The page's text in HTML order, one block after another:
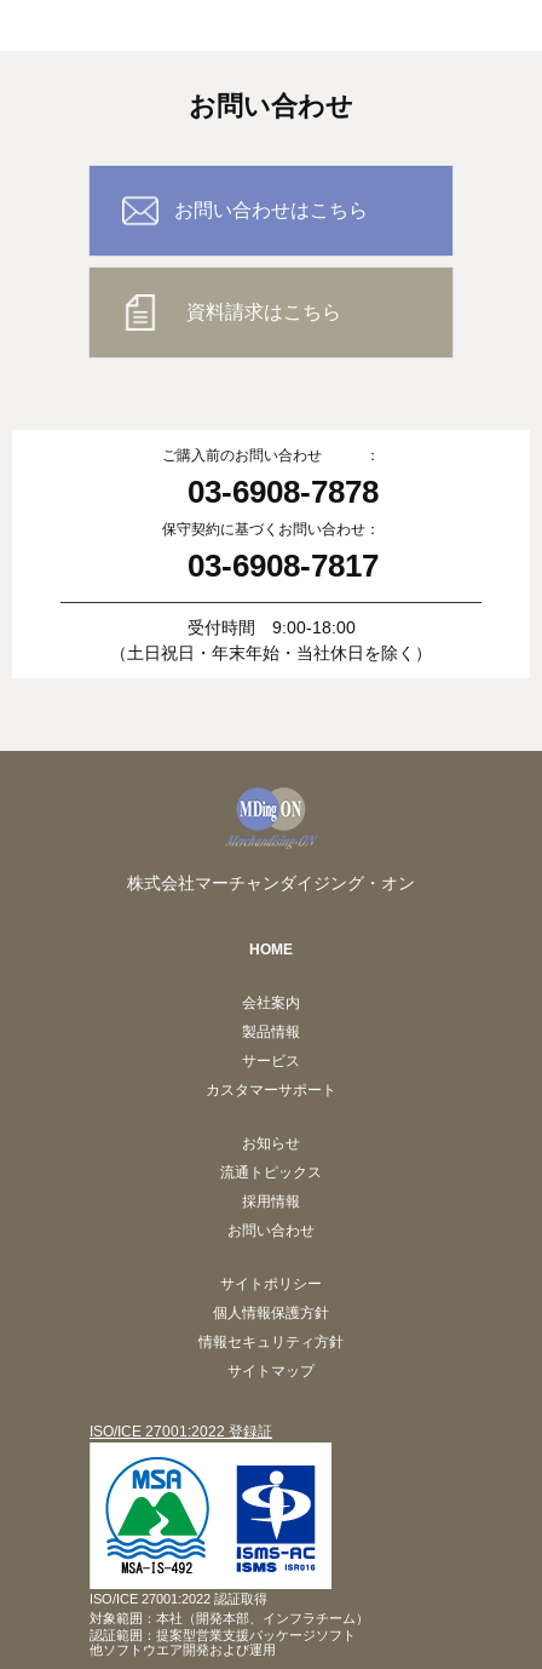
お問い合わせ
お問い合わせはこちら
資料請求はこちら
ご購入前のお問い合わせ ：
03-6908-7878
保守契約に基づくお問い合わせ：
03-6908-7817
受付時間 9:00-18:00
（土日祝日・年末年始・当社休日を除く）
株式会社マーチャンダイジング・オン
HOME
会社案内
製品情報
サービス
カスタマーサポート
お知らせ
流通トピックス
採用情報
お問い合わせ
サイトポリシー
個人情報保護方針
情報セキュリティ方針
サイトマップ
ISO/ICE 27001:2022 登録証
ISO/ICE 27001:2022 認証取得
対象範囲：本社（開発本部、インフラチーム）
認証範囲：提案型営業支援パッケージソフト
他ソフトウエア開発および運用